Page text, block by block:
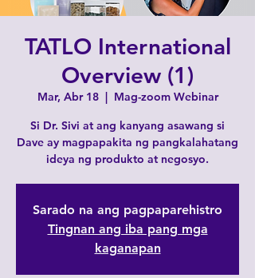
TATLO International
Overview (1)
Mar, Abr 18
  |
Mag-zoom Webinar
Si Dr. Sivi at ang kanyang asawang si
Dave ay magpapakita ng pangkalahatang
ideya ng produkto at negosyo.
Sarado na ang pagpaparehistro
Tingnan ang iba pang mga
kaganapan